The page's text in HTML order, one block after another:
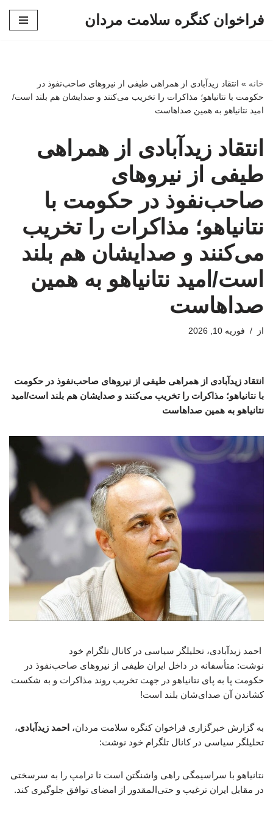
فراخوان کنگره سلامت مردان
خانه » انتقاد زیدآبادی از همراهی طیفی از نیروهای صاحب‌نفوذ در
حکومت با نتانیاهو؛ مذاکرات را تخریب می‌کنند و صدایشان هم بلند است/
امید نتانیاهو به همین صداهاست
انتقاد زیدآبادی از همراهی
طیفی از نیروهای
صاحب‌نفوذ در حکومت با
نتانیاهو؛ مذاکرات را تخریب
می‌کنند و صدایشان هم بلند
است/امید نتانیاهو به همین
صداهاست
از فوریه 10, 2026
انتقاد زیدآبادی از همراهی طیفی از نیروهای صاحب‌نفوذ در حکومت
با نتانیاهو؛ مذاکرات را تخریب می‌کنند و صدایشان هم بلند است/امید
نتانیاهو به همین صداهاست
احمد زیدآبادی، تحلیلگر سیاسی در کانال تلگرام خود
نوشت: متأسفانه در داخل ایران طیفی از نیروهای صاحب‌نفوذ در
حکومت پا به پای نتانیاهو در جهت تخریب روند مذاکرات و به شکست
کشاندن آن صدای‌شان بلند است!
به گزارش خبرگزاری فراخوان کنگره سلامت مردان، احمد زیدآبادی،
تحلیلگر سیاسی در کانال تلگرام خود نوشت:
نتانیاهو با سراسیمگی راهی واشنگتن است تا ترامپ را به سرسختی
در مقابل ایران ترغیب و حتی‌المقدور از امضای توافق جلوگیری کند.